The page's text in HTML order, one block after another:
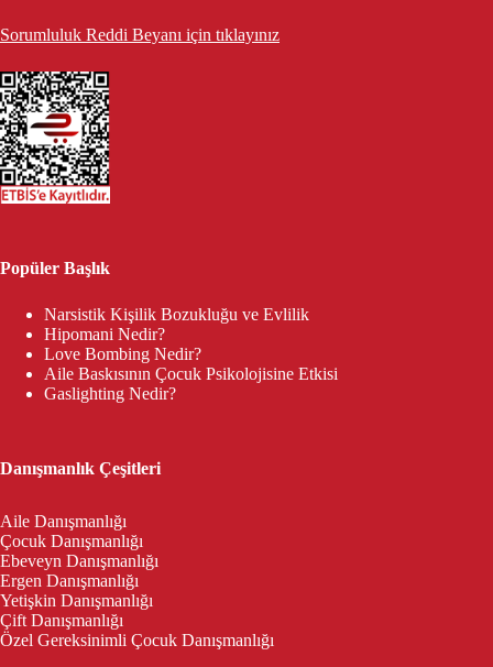
Sorumluluk Reddi Beyanı için tıklayınız
Popüler Başlık
Narsistik Kişilik Bozukluğu ve Evlilik
Hipomani Nedir?
Love Bombing Nedir?
Aile Baskısının Çocuk Psikolojisine Etkisi
Gaslighting Nedir?
Danışmanlık Çeşitleri
Aile Danışmanlığı
Çocuk Danışmanlığı
Ebeveyn Danışmanlığı
Ergen Danışmanlığı
Yetişkin Danışmanlığı
Çift Danışmanlığı
Özel Gereksinimli Çocuk Danışmanlığı